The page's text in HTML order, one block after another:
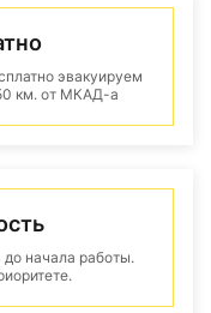
эвакуируем
км. от МКАД-а
начала работы.